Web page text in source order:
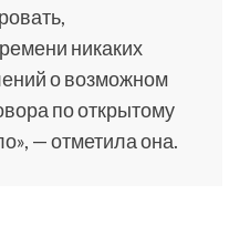
никаких
о возможном
по открытому
— отметила она.